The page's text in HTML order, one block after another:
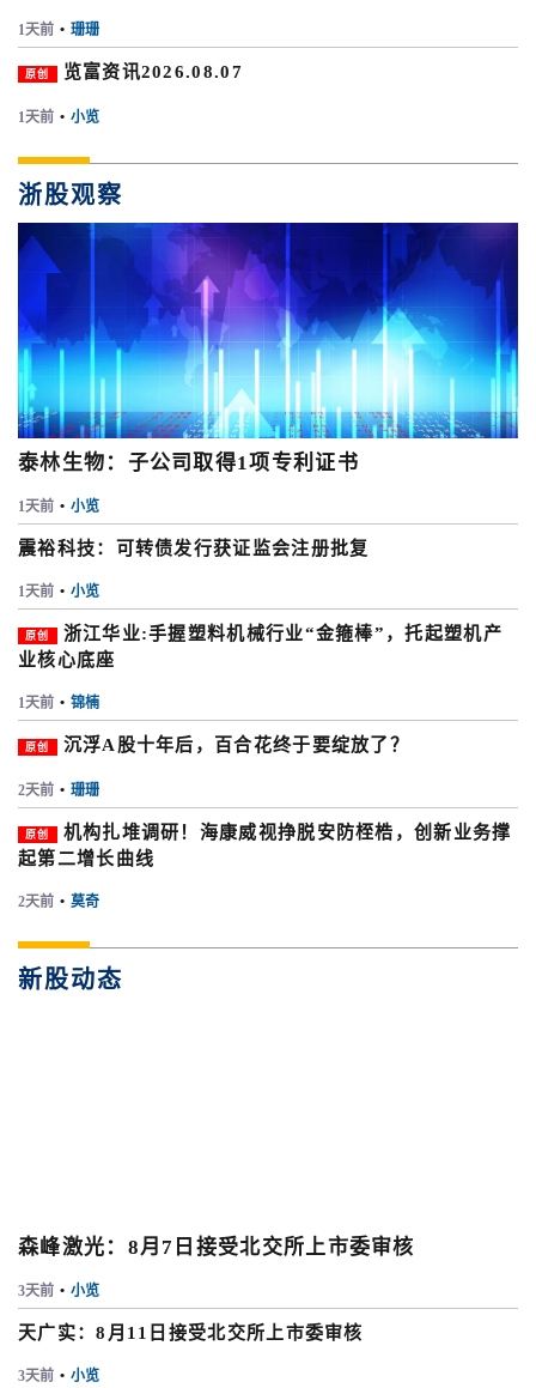
1天前 • 珊珊
原创 览富资讯2026.08.07
1天前 • 小览
浙股观察
泰林生物：子公司取得1项专利证书
1天前 • 小览
震裕科技：可转债发行获证监会注册批复
1天前 • 小览
原创
浙江华业:手握塑料机械行业“金箍棒”，托起塑机产
业核心底座
1天前 • 锦楠
原创 沉浮A股十年后，百合花终于要绽放了？
2天前 • 珊珊
原创
机构扎堆调研！海康威视挣脱安防桎梏，创新业务撑
起第二增长曲线
2天前 • 莫奇
新股动态
森峰激光：8月7日接受北交所上市委审核
3天前 • 小览
天广实：8月11日接受北交所上市委审核
3天前 • 小览